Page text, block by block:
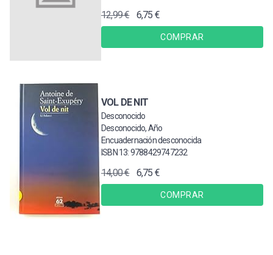
12,99 € 6,75 €
COMPRAR
VOL DE NIT
Desconocido
Desconocido, Año
Encuadernación desconocida
ISBN 13: 9788429747232
14,00 € 6,75 €
COMPRAR